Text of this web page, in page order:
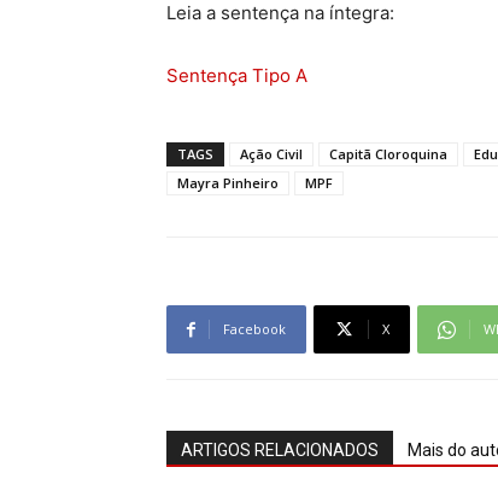
Leia a sentença na íntegra:
Sentença Tipo A
TAGS Ação Civil Capitã Cloroquina
Mayra Pinheiro
MPF
Facebook X
ARTIGOS RELACIONADOS Mais do